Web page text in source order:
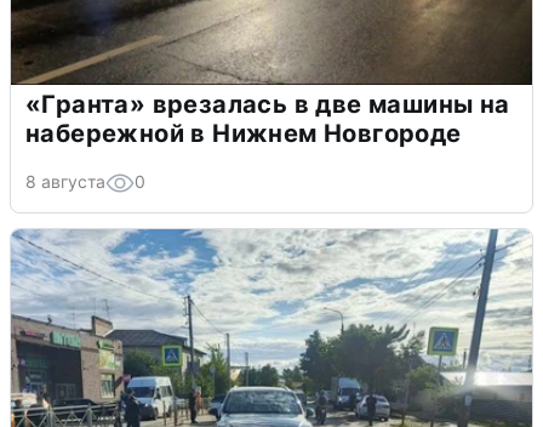
«Гранта» врезалась в две машины на
набережной в Нижнем Новгороде
8 августа 0